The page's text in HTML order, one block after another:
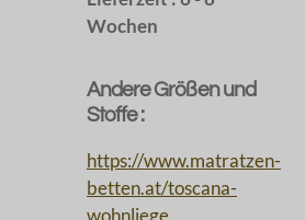
Wochen
Andere Größen und
Stoffe :
https://www.matratzen-
betten.at/toscana-
wohnliege